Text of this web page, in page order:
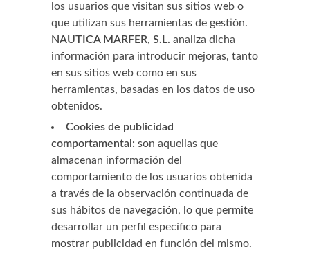
los usuarios que visitan sus sitios web o
que utilizan sus herramientas de gestión.
NAUTICA MARFER, S.L. analiza dicha
información para introducir mejoras, tanto
en sus sitios web como en sus
herramientas, basadas en los datos de uso
obtenidos.
Cookies de publicidad
comportamental: son aquellas que
almacenan información del
comportamiento de los usuarios obtenida
a través de la observación continuada de
sus hábitos de navegación, lo que permite
desarrollar un perfil específico para
mostrar publicidad en función del mismo.